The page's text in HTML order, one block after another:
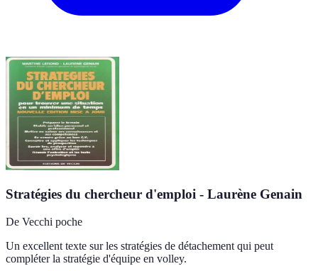
Stratégies du chercheur d'emploi - Laurène Genain
De Vecchi poche
Un excellent texte sur les stratégies de détachement qui peut
compléter la stratégie d'équipe en volley.